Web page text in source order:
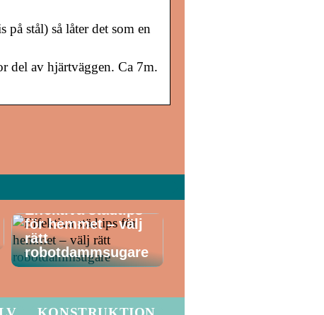
stål) så låter det som en
del av hjärtväggen. Ca 7m.
Effektiva städtips
för hemmet – välj
rätt
robotdammsugare